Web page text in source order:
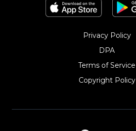
Privacy Policy
DPA
Terms of Service
Copyright Policy‎